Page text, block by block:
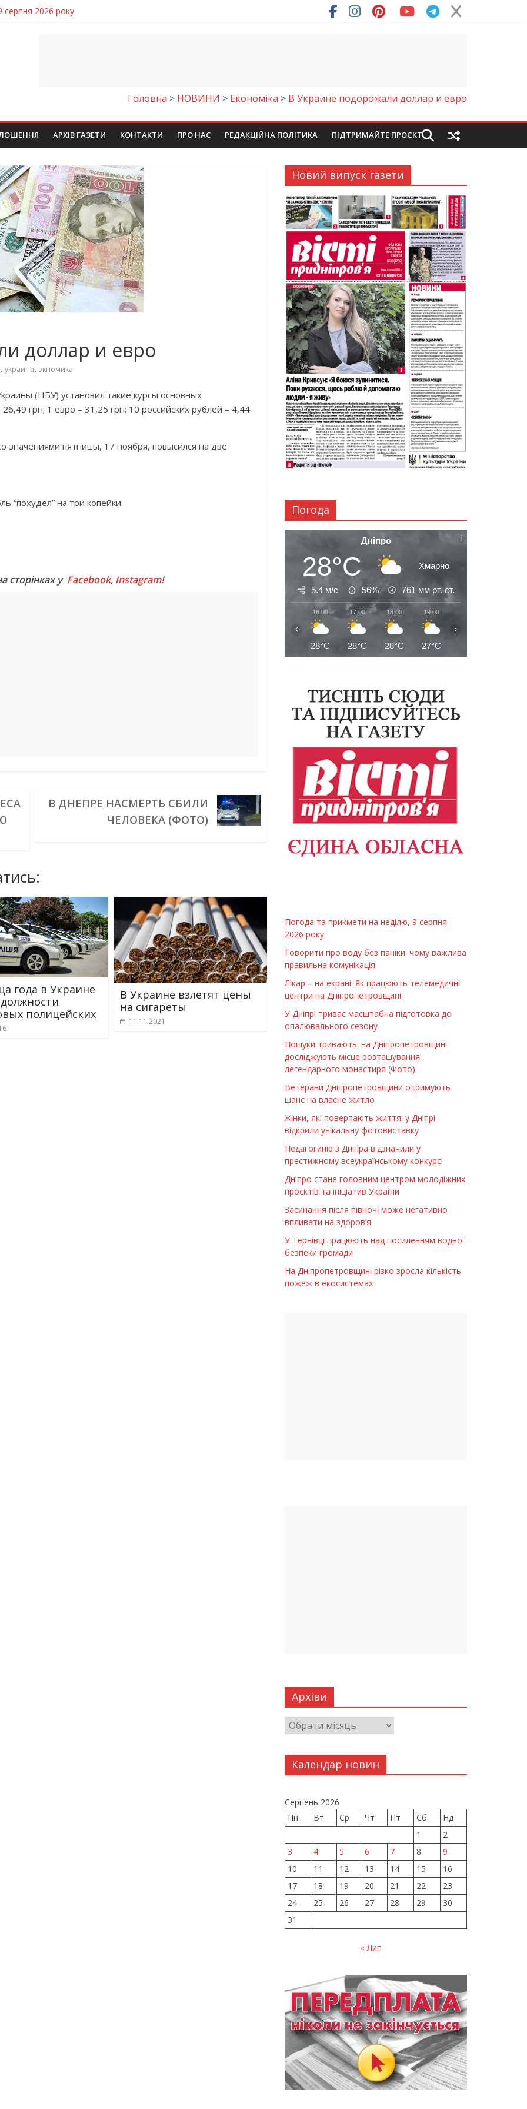
важлива правильна комунікація
до опалювального сезону
досліджують місце розташування легендарного монастиря (Фото)
Головна > НОВИНИ > Економіка > В Украине подорожали доллар и евро
АРХІВ ГАЗЕТИ КОНТАКТИ ПРО НАС РЕДАКЦІЙНА ПОЛІТИКА ПІДТРИМАЙТЕ ПРОЄКТ
доллар и евро
, украина, экномика
(НБУ) установил такие курсы основных
грн; 1 евро – 31,25 грн; 10 российских рублей – 4,44
значениями пятницы, 17 ноября, повысился на две
“похудел” на три копейки.
сторінках у Facebook, Instagram!
В ДНЕПРЕ НАСМЕРТЬ СБИЛИ
ЧЕЛОВЕКА (ФОТО)
года в Украине
полицейских
В Украине взлетят цены
на сигареты
11.11.2021
Новий випуск газети
Погода
Дніпро
28°C Хмарно
5.4 м/с 56% 761 мм рт. ст.
16:00
28°C
17:00
28°C
18:00
28°C
19:00
27°C
‹ ›
Погода та прикмети на неділю, 9 серпня
2026 року
Говорити про воду без паніки: чому важлива
правильна комунікація
Лікар – на екрані: Як працюють телемедичні
центри на Дніпропетровщині
У Дніпрі триває масштабна підготовка до
опалювального сезону
Пошуки тривають: на Дніпропетровщині
досліджують місце розташування
легендарного монастиря (Фото)
Ветерани Дніпропетровщини отримують
шанс на власне житло
Жінки, які повертають життя: у Дніпрі
відкрили унікальну фотовиставку
Педагогиню з Дніпра відзначили у
престижному всеукраїнському конкурсі
Дніпро стане головним центром молодіжних
проєктів та ініціатив України
Засинання після півночі може негативно
впливати на здоров’я
У Тернівці працюють над посиленням водної
безпеки громади
На Дніпропетровщині різко зросла кількість
пожеж в екосистемах
Архіви
Календар новин
Серпень 2026
Пн
Вт Ср Чт Пт Сб
Нд
1
2
3
4 5 6 7 8
9
10
11 12 13 14 15
16
17
18 19 20 21 22
23
24
25 26 27 28 29
30
31
« Лип